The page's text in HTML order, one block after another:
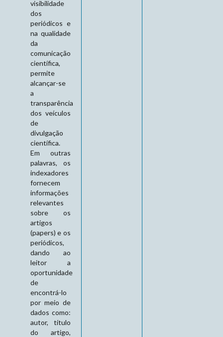
visibilidade
dos
periódicos e
na qualidade
da
comunicação
científica,
permite
alcançar-se
a
transparência
dos veículos
de
divulgação
científica.
Em outras
palavras, os
indexadores
fornecem
informações
relevantes
sobre os
artigos
(papers) e os
periódicos,
dando ao
leitor a
oportunidade
de
encontrá-lo
por meio de
dados como:
autor, título
do artigo,